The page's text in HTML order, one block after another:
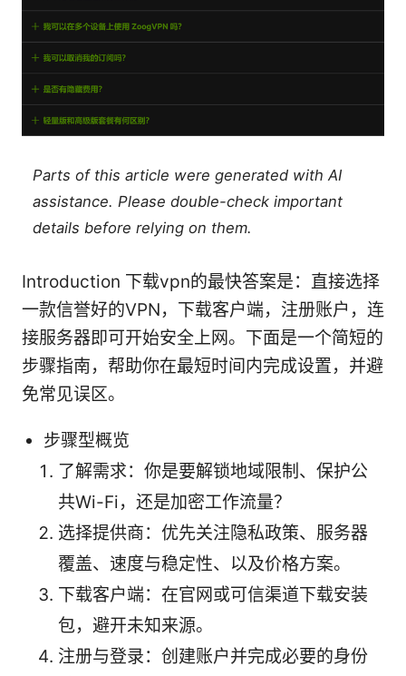
Parts of this article were generated with AI
assistance. Please double-check important
details before relying on them.
Introduction 下载vpn的最快答案是：直接选择
一款信誉好的VPN，下载客户端，注册账户，连
接服务器即可开始安全上网。下面是一个简短的
步骤指南，帮助你在最短时间内完成设置，并避
免常见误区。
步骤型概览
了解需求：你是要解锁地域限制、保护公
共Wi-Fi，还是加密工作流量？
选择提供商：优先关注隐私政策、服务器
覆盖、速度与稳定性、以及价格方案。
下载客户端：在官网或可信渠道下载安装
包，避开未知来源。
注册与登录：创建账户并完成必要的身份